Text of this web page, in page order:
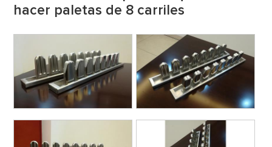
hacer paletas de 8 carriles